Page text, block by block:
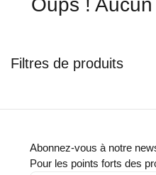
Filtres de produits
Abonnez-vous à notre
Pour les points forts des